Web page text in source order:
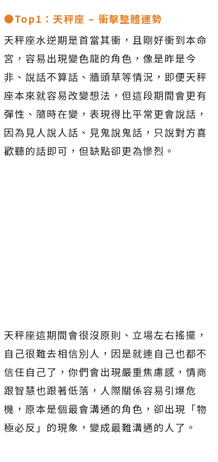
●Top1：天秤座 – 衝擊整體運勢
天秤座水逆期是首當其衝，且剛好衝到本命
宮，容易出現變色龍的角色，像是昨是今
非、說話不算話、牆頭草等情況，即便天秤
座本來就容易改變想法，但這段期間會更有
彈性、隨時在變，表現得比平常更會說話，
因為見人說人話、見鬼說鬼話，只說對方喜
歡聽的話即可，但缺點卻更為慘烈。
天秤座這期間會很沒原則、立場左右搖擺，
自己很難去相信別人，因是就連自己也都不
信任自己了，你們會出現嚴重焦慮感，情商
跟智慧也跟著低落，人際關係容易引爆危
機，原本是個最會溝通的角色，卻出現「物
極必反」的現象，變成最難溝通的人了。